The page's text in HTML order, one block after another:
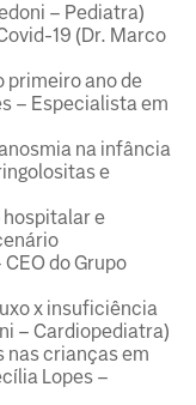
– Pediatra)
19 (Dr. Marco
primeiro ano de
– Especialista em
na infância
e
hospitalar e
do Grupo
x insuficiência
– Cardiopediatra)
nas crianças em
Lopes –